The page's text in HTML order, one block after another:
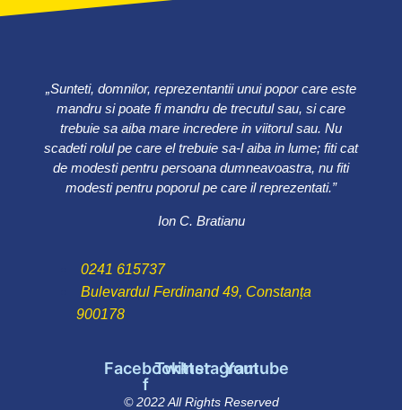
„Sunteti, domnilor, reprezentantii unui popor care este
mandru si poate fi mandru de trecutul sau, si care
trebuie sa aiba mare incredere in viitorul sau. Nu
scadeti rolul pe care el trebuie sa-l aiba in lume; fiti cat
de modesti pentru persoana dumneavoastra, nu fiti
modesti pentru poporul pe care il reprezentati.”
Ion C. Bratianu
0241 615737
Bulevardul Ferdinand 49, Constanța
900178
Facebook-
f
Twitter
Instagram
Youtube
© 2022 All Rights Reserved